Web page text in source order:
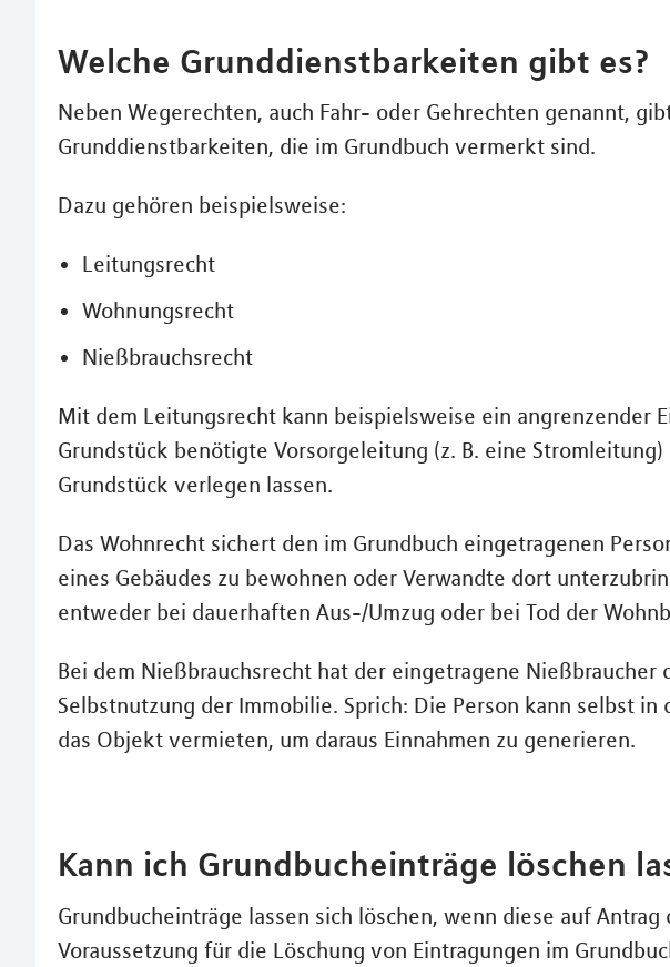
Welche Grunddienstbarkeiten gibt es?
Neben Wegerechten, auch Fahr- oder Gehrechten genannt,
Grunddienstbarkeiten, die im Grundbuch vermerkt sind.
Dazu gehören beispielsweise:
Leitungsrecht
Wohnungsrecht
Nießbrauchsrecht
Mit dem Leitungsrecht kann beispielsweise ein angrenzender
Grundstück benötigte Vorsorgeleitung (z. B. eine
Grundstück verlegen lassen.
Das Wohnrecht sichert den im Grundbuch eingetragenen
eines Gebäudes zu bewohnen oder Verwandte dort
entweder bei dauerhaften Aus-/Umzug oder bei Tod der
Bei dem Nießbrauchsrecht hat der eingetragene Nießbraucher
Selbstnutzung der Immobilie. Sprich: Die Person kann selbst
das Objekt vermieten, um daraus Einnahmen zu generieren.
Kann ich Grundbucheinträge löschen
Grundbucheinträge lassen sich löschen, wenn diese auf
Voraussetzung für die Löschung von Eintragungen im